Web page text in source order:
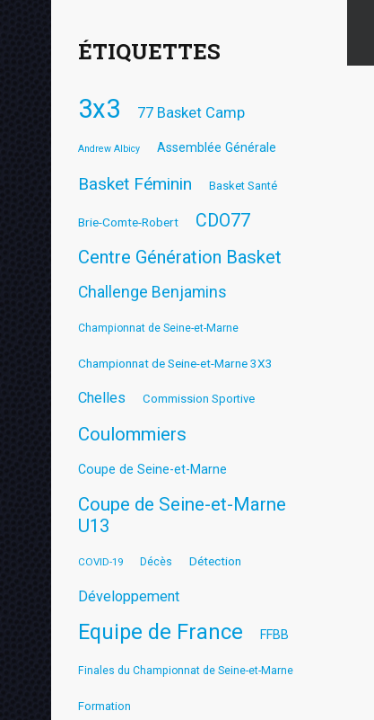
ÉTIQUETTES
3x3 77 Basket Camp
Andrew Albicy Assemblée Générale
Basket Féminin Basket Santé
Brie-Comte-Robert CDO77
Centre Génération Basket
Challenge Benjamins
Championnat de Seine-et-Marne
Championnat de Seine-et-Marne 3X3
Chelles Commission Sportive
Coulommiers
Coupe de Seine-et-Marne
Coupe de Seine-et-Marne
U13
COVID-19 Décès Détection
Développement
Equipe de France FFBB
Finales du Championnat de Seine-et-Marne
Formation